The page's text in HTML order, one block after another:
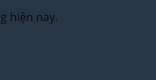
hiện nay.